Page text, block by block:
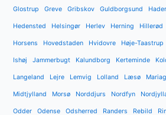
Glostrup Greve Gribskov Guldborgsund
Hedensted Helsingør Herlev Herning Hillerød
Horsens Hovedstaden Hvidovre Høje-Taastrup
Ishøj Jammerbugt Kalundborg Kerteminde
Langeland Lejre Lemvig Lolland Læsø
Midtjylland Morsø Norddjurs Nordfyn
Odder Odense Odsherred Randers Rebild